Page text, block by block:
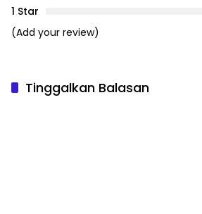
1 Star
(Add your review)
Tinggalkan Balasan